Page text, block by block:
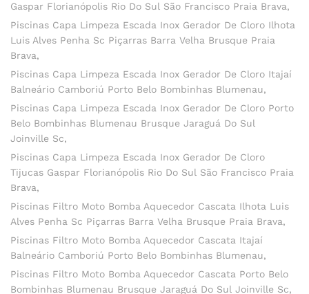
Gaspar Florianópolis Rio Do Sul São Francisco Praia Brava
Piscinas Capa Limpeza Escada Inox Gerador De Cloro Ilhota
Luis Alves Penha Sc Piçarras Barra Velha Brusque Praia
Brava
Piscinas Capa Limpeza Escada Inox Gerador De Cloro Itajaí
Balneário Camboriú Porto Belo Bombinhas Blumenau
Piscinas Capa Limpeza Escada Inox Gerador De Cloro Porto
Belo Bombinhas Blumenau Brusque Jaraguá Do Sul
Joinville Sc
Piscinas Capa Limpeza Escada Inox Gerador De Cloro
Tijucas Gaspar Florianópolis Rio Do Sul São Francisco Praia
Brava
Piscinas Filtro Moto Bomba Aquecedor Cascata Ilhota Luis
Alves Penha Sc Piçarras Barra Velha Brusque Praia Brava
Piscinas Filtro Moto Bomba Aquecedor Cascata Itajaí
Balneário Camboriú Porto Belo Bombinhas Blumenau
Piscinas Filtro Moto Bomba Aquecedor Cascata Porto Belo
Bombinhas Blumenau Brusque Jaraguá Do Sul Joinville Sc